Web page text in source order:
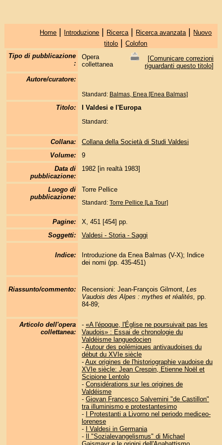
Home | Introduzione | Ricerca | Ricerca avanzata | Nuovo
titolo |Colofon
Tipo di pubblicazione
:
Opera
collettanea
[Comunicare correzioni
riguardanti questo titolo]
Autore/curatore:
Standard: Balmas, Enea [Enea Balmas]
Titolo: I Valdesi e l'Europa
Standard:
Collana:
Collana della Società di Studi Valdesi
Volume:
9
Data di
pubblicazione:
1982 [in realtà 1983]
Luogo di
pubblicazione:
Torre Pellice
Standard: Torre Pellice [La Tour]
Pagine:
X, 451 [454] pp.
Soggetti:
Valdesi - Storia - Saggi
Indice: Introduzione da Enea Balmas (V-X); Indice
dei nomi (pp. 435-451)
Riassunto/commento: Recensioni: Jean-François Gilmont, Les
Vaudois des Alpes : mythes et réalités, pp.
84-89;
Articolo dell'opera
collettanea:
- «A l'époque, l'Église ne poursuivait pas les
Vaudois» : Essai de chronologie du
Valdéisme languedocien
- Autour des polémiques antivaudoises du
début du XVIe siècle
- Aux origines de l'historiographie vaudoise du
XVIe siècle: Jean Crespin, Etienne Noël et
Scipione Lentolo
- Considérations sur les origines de
Valdéisme
- Giovan Francesco Salvemini "de Castillon"
tra illuminismo e protestantesimo
-
I Protestanti a Livorno nel periodo mediceo-
lorenese
-
I Valdesi in Germania
-
Il "Sozialevangelismus" di Michael